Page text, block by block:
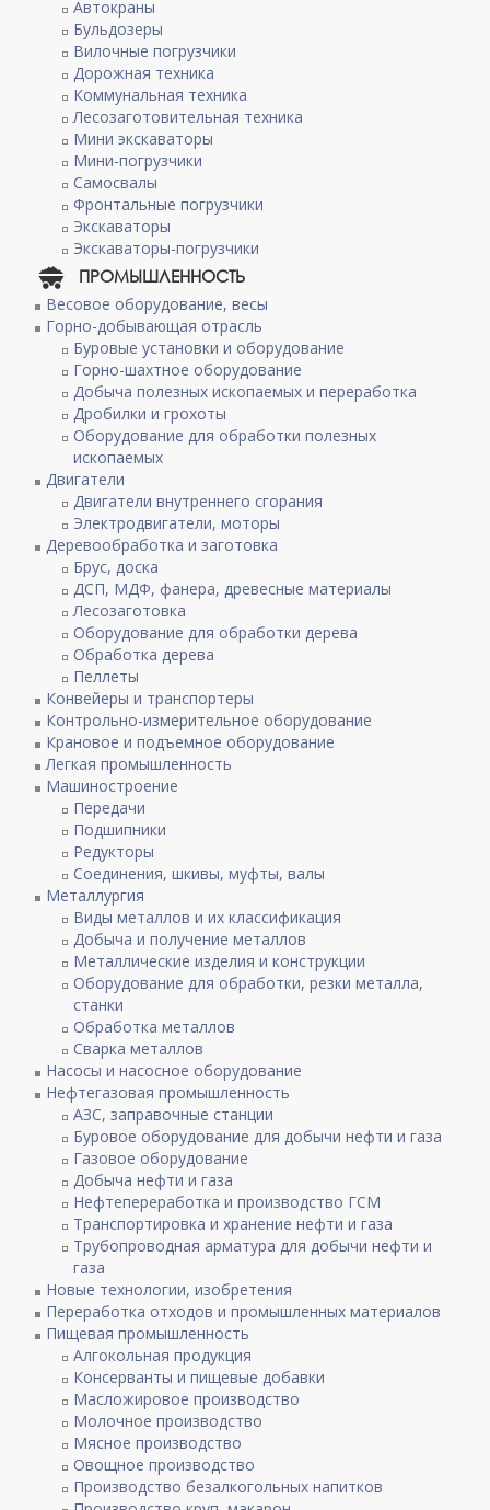
Автокраны
Бульдозеры
Вилочные погрузчики
Дорожная техника
Коммунальная техника
Лесозаготовительная техника
Мини экскаваторы
Мини-погрузчики
Самосвалы
Фронтальные погрузчики
Экскаваторы
Экскаваторы-погрузчики
ПРОМЫШЛЕННОСТЬ
Весовое оборудование, весы
Горно-добывающая отрасль
Буровые установки и оборудование
Горно-шахтное оборудование
Добыча полезных ископаемых и переработка
Дробилки и грохоты
Оборудование для обработки полезных
ископаемых
Двигатели
Двигатели внутреннего сгорания
Электродвигатели, моторы
Деревообработка и заготовка
Брус, доска
ДСП, МДФ, фанера, древесные материалы
Лесозаготовка
Оборудование для обработки дерева
Обработка дерева
Пеллеты
Конвейеры и транспортеры
Контрольно-измерительное оборудование
Крановое и подъемное оборудование
Легкая промышленность
Машиностроение
Передачи
Подшипники
Редукторы
Соединения, шкивы, муфты, валы
Металлургия
Виды металлов и их классификация
Добыча и получение металлов
Металлические изделия и конструкции
Оборудование для обработки, резки металла,
станки
Обработка металлов
Сварка металлов
Насосы и насосное оборудование
Нефтегазовая промышленность
АЗС, заправочные станции
Буровое оборудование для добычи нефти и газа
Газовое оборудование
Добыча нефти и газа
Нефтепереработка и производство ГСМ
Транспортировка и хранение нефти и газа
Трубопроводная арматура для добычи нефти и
газа
Новые технологии, изобретения
Переработка отходов и промышленных материалов
Пищевая промышленность
Алгокольная продукция
Консерванты и пищевые добавки
Масложировое производство
Молочное производство
Мясное производство
Овощное производство
Производство безалкогольных напитков